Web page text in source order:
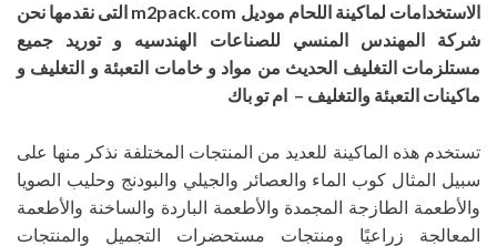
الاستخدامات لماكينة اللحام موديل m2pack.com التى نقدمها نحن
شركة المهندس المنسي للصناعات الهندسيه و توريد جميع
مستلزمات التغليف الحديث من مواد و خامات التعبئة و التغليف و
ماكينات التعبئة والتغليف – ام تو باك
تستخدم هذه الماكينة للعديد من المنتجات المختلفة نذكر منها على
سبيل المثال كوب الماء والعصائر والجيلي والبودنج وحليب الصويا
والأطعمة الطازجة المجمدة والأطعمة الباردة والساخنة والأطعمة
المعالجة زراعيًا ومنتجات مستحضرات التجميل والمنتجات